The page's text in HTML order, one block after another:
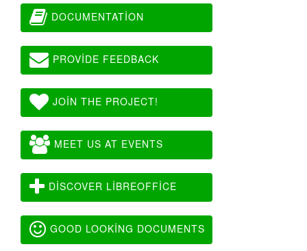
DOCUMENTATION
PROVIDE FEEDBACK
JOIN THE PROJECT!
MEET US AT EVENTS
DISCOVER LIBREOFFICE
GOOD LOOKING DOCUMENTS